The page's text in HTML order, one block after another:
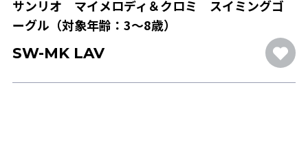
サンリオ マイメロディ＆クロミ スイミングゴ
ーグル（対象年齢：3～8歳）
SW-MK LAV